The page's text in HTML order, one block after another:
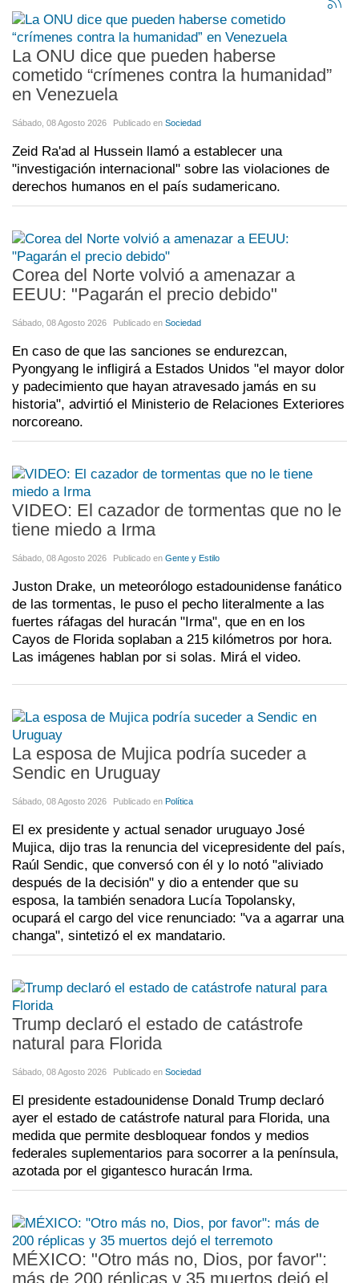
La ONU dice que pueden haberse
cometido “crímenes contra la humanidad”
en Venezuela
Sábado, 08 Agosto 2026 Publicado en Sociedad
Zeid Ra'ad al Hussein llamó a establecer una
"investigación internacional" sobre las violaciones de
derechos humanos en el país sudamericano.
Corea del Norte volvió a amenazar a
EEUU: "Pagarán el precio debido"
Sábado, 08 Agosto 2026 Publicado en Sociedad
En caso de que las sanciones se endurezcan,
Pyongyang le infligirá a Estados Unidos "el mayor dolor
y padecimiento que hayan atravesado jamás en su
historia", advirtió el Ministerio de Relaciones Exteriores
norcoreano.
VIDEO: El cazador de tormentas que no le
tiene miedo a Irma
Sábado, 08 Agosto 2026 Publicado en Gente y Estilo
Juston Drake, un meteorólogo estadounidense fanático
de las tormentas, le puso el pecho literalmente a las
fuertes ráfagas del huracán "Irma", que en en los
Cayos de Florida soplaban a 215 kilómetros por hora.
Las imágenes hablan por si solas. Mirá el video.
La esposa de Mujica podría suceder a
Sendic en Uruguay
Sábado, 08 Agosto 2026 Publicado en Política
El ex presidente y actual senador uruguayo José
Mujica, dijo tras la renuncia del vicepresidente del país,
Raúl Sendic, que conversó con él y lo notó "aliviado
después de la decisión" y dio a entender que su
esposa, la también senadora Lucía Topolansky,
ocupará el cargo del vice renunciado: "va a agarrar una
changa", sintetizó el ex mandatario.
Trump declaró el estado de catástrofe
natural para Florida
Sábado, 08 Agosto 2026 Publicado en Sociedad
El presidente estadounidense Donald Trump declaró
ayer el estado de catástrofe natural para Florida, una
medida que permite desbloquear fondos y medios
federales suplementarios para socorrer a la península,
azotada por el gigantesco huracán Irma.
MÉXICO: "Otro más no, Dios, por favor":
más de 200 réplicas y 35 muertos dejó el